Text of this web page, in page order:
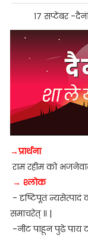
१७सप्टेंबर -
→प्रार्थना
राम रहीम को
→ श्लोक
- दृष्टिपूतं न्यसेत्पादं
समाचरेत् ॥ |
-नीट पाहून पुढे पाय